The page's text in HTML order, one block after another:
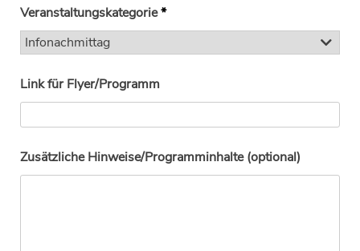
Veranstaltungskategorie*
Link für Flyer/Programm
Zusätzliche Hinweise/Programminhalte (optional)